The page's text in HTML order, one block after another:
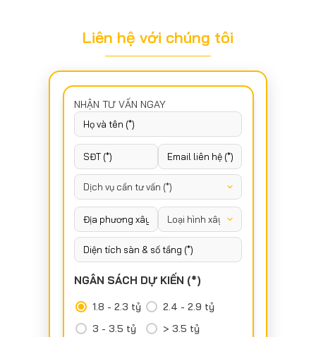
Liên hệ với chúng tôi
NHẬN TƯ VẤN NGAY
NGÂN SÁCH DỰ KIẾN (*)
1.8 - 2.3 tỷ
2.4 - 2.9 tỷ
3 - 3.5 tỷ
> 3.5 tỷ